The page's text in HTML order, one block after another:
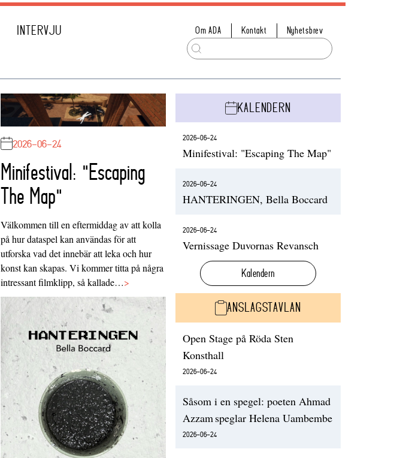
INTERVJU Om ADA Kontakt Nyhetsbrev
2026-06-24
Minifestival: "Escaping
The Map"
Välkommen till en eftermiddag av att kolla
på hur dataspel kan användas för att
utforska vad det innebär att leka och hur
konst kan skapas. Vi kommer titta på några
intressant filmklipp, så kallade…>
KALENDERN
2026-06-24
Minifestival: "Escaping The Map"
2026-06-24
HANTERINGEN, Bella Boccard
2026-06-24
Vernissage Duvornas Revansch
Kalendern
ANSLAGSTAVLAN
Open Stage på Röda Sten
Konsthall
2026-06-24
Såsom i en spegel: poeten Ahmad
Azzam speglar Helena Uambembe
2026-06-24